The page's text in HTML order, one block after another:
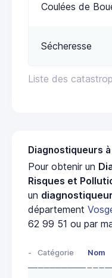
Liste des
Coulées de
Sécheresse
Diagnostiqueurs à
Pour obtenir un
Risques et
un
département
62 99 51 ou par
- Catégorie Nom